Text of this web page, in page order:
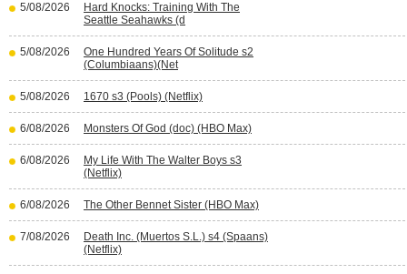
5/08/2026
Hard Knocks: Training With The
Seattle Seahawks (d
5/08/2026
One Hundred Years Of Solitude s2
(Columbiaans)(Net
5/08/2026 1670 s3 (Pools) (Netflix)
6/08/2026 Monsters Of God (doc) (HBO Max)
6/08/2026
My Life With The Walter Boys s3
(Netflix)
6/08/2026 The Other Bennet Sister (HBO Max)
7/08/2026
Death Inc. (Muertos S.L.) s4 (Spaans)
(Netflix)